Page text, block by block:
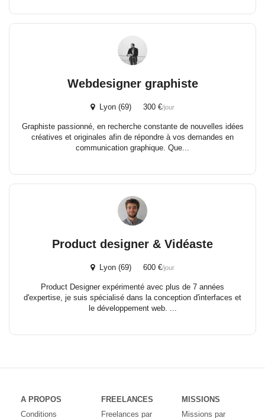
Webdesigner graphiste
Lyon (69) 300 €/jour
Graphiste passionné, en recherche constante de nouvelles idées
créatives et originales afin de répondre à vos demandes en
communication graphique. Que...
Product designer & Vidéaste
Lyon (69) 600 €/jour
Product Designer expérimenté avec plus de 7 années
d'expertise, je suis spécialisé dans la conception d'interfaces et
le développement web. ...
A PROPOS
Conditions
FREELANCES
Freelances par
MISSIONS
Missions par